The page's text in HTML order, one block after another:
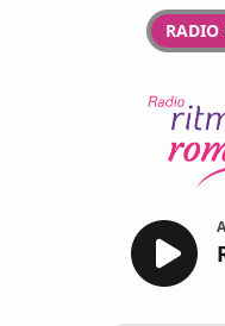
RADIO
Ritmo